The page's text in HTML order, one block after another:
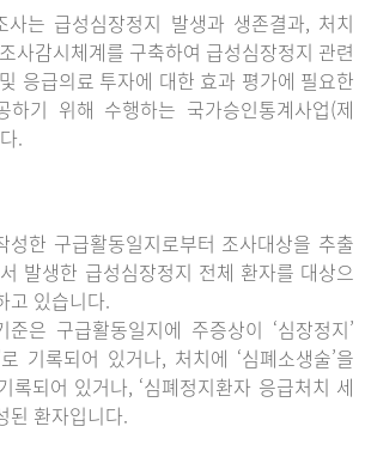
사는 급성심장정지 발생과 생존결과, 처치
사감시체계를 구축하여 급성심장정지 관련
응급의료 투자에 대한 효과 평가에 필요한
하기 위해 수행하는 국가승인통계사업(제
.
성한 구급활동일지로부터 조사대상을 추출
발생한 급성심장정지 전체 환자를 대상으
고 있습니다.
준은 구급활동일지에 주증상이 ‘심장정지’
기록되어 있거나, 처치에 ‘심폐소생술’을
록되어 있거나, ‘심폐정지환자 응급처치 세
된 환자입니다.